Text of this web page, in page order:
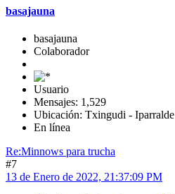
basajauna
basajauna
Colaborador
Usuario
Mensajes: 1,529
Ubicación: Txingudi - Iparralde
En línea
Re:Minnows para trucha
#7
13 de Enero de 2022, 21:37:09 PM